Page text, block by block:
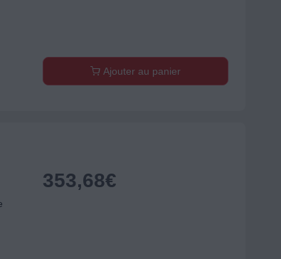
Ajouter au panier
353,68€